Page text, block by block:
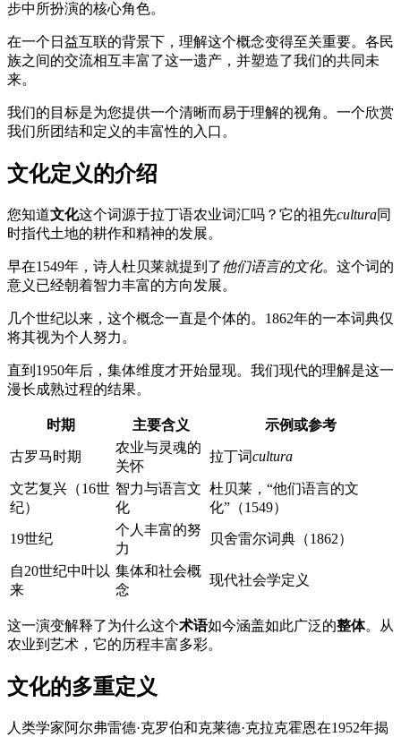
步中所扮演的核心角色。
在一个日益互联的背景下，理解这个概念变得至关重要。各民
族之间的交流相互丰富了这一遗产，并塑造了我们的共同未
来。
我们的目标是为您提供一个清晰而易于理解的视角。一个欣赏
我们所团结和定义的丰富性的入口。
文化定义的介绍
您知道文化这个词源于拉丁语农业词汇吗？它的祖先cultura同
时指代土地的耕作和精神的发展。
早在1549年，诗人杜贝莱就提到了他们语言的文化。这个词的
意义已经朝着智力丰富的方向发展。
几个世纪以来，这个概念一直是个体的。1862年的一本词典仅
将其视为个人努力。
直到1950年后，集体维度才开始显现。我们现代的理解是这一
漫长成熟过程的结果。
时期 主要含义 示例或参考
古罗马时期
农业与灵魂的
关怀
拉丁词cultura
文艺复兴（16世
纪）
智力与语言文
化
杜贝莱，“他们语言的文
化”（1549）
19世纪
个人丰富的努
力
贝舍雷尔词典（1862）
自20世纪中叶以
来
集体和社会概
念
现代社会学定义
这一演变解释了为什么这个术语如今涵盖如此广泛的整体。从
农业到艺术，它的历程丰富多彩。
文化的多重定义
人类学家阿尔弗雷德·克罗伯和克莱德·克拉克霍恩在1952年揭